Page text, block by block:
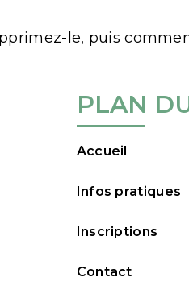
le, puis
PLAN
Accueil
Infos pratiques
Inscriptions
Contact